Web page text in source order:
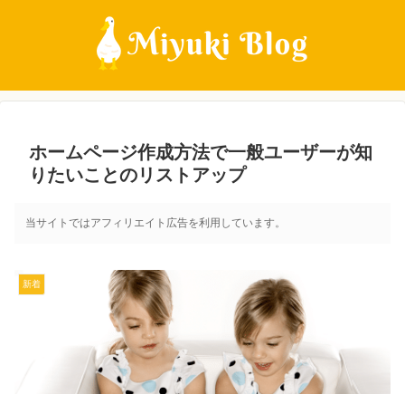
ホームページ作成方法で一般ユーザーが知
りたいことのリストアップ
当サイトではアフィリエイト広告を利用しています。
新着